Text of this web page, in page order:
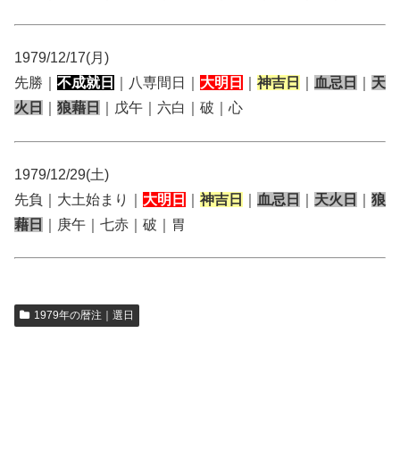
1979/12/17(月)
先勝｜ 不成就日 ｜八専間日｜ 大明日 神吉日 血忌日
天
火日
狼藉日 ｜戊午｜六白｜破｜心
1979/12/29(土)
先負｜大土始まり｜ 大明日 神吉日 血忌日 天火日
狼
藉日
｜庚午｜七赤｜破｜胃
1979年の暦注｜選日